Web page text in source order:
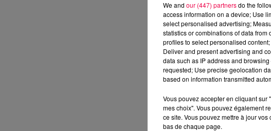
We and our (447) partnersdo the
access information on a device; Use
select personalised advertising;
statistics or combinations of data
profiles to select personalised
Deliver and present advertising and
data such as IP address and
requested; Use precise geolocation
based on information transmitted
Vous pouvez accepter en cliquant sur
mes choix". Vous pouvez également
ce site. Vous pouvez mettre à jour
bas de chaque page.